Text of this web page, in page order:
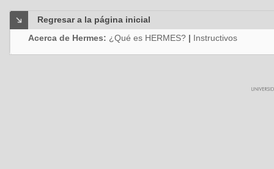
Regresar a la página inicial
Acerca de Hermes: ¿Qué es HERMES? | Instructivos